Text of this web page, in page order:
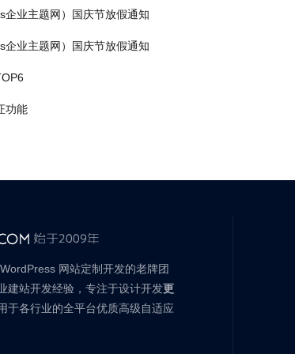
业主题网）国庆节放假通知
业主题网）国庆节放假通知
功能
网站定制开发的老牌团
建站开发经验，专注于设计开发更
于各行业的全平台优质高级自适应